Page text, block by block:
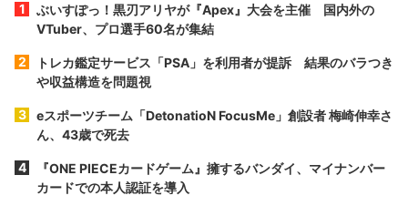
ぶいすぽっ！黒刃アリヤが『Apex』大会を主催 国内外の
VTuber、プロ選手60名が集結
トレカ鑑定サービス「PSA」を利用者が提訴 結果のバラつき
や収益構造を問題視
eスポーツチーム「DetonatioN FocusMe」創設者 梅崎伸幸さ
ん、43歳で死去
『ONE PIECEカードゲーム』擁するバンダイ、マイナンバー
カードでの本人認証を導入